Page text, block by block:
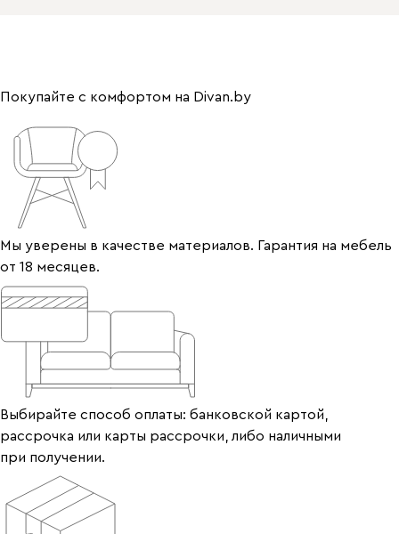
Покупайте с комфортом на Divan.by
Мы уверены в качестве материалов. Гарантия на мебель
от 18 месяцев.
Выбирайте способ оплаты: банковской картой,
рассрочка или карты рассрочки, либо наличными
при получении.